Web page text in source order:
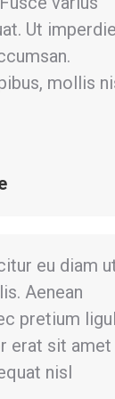
Ut
mollis
eu diam
Aenean
pretium
erat sit amet
nisl